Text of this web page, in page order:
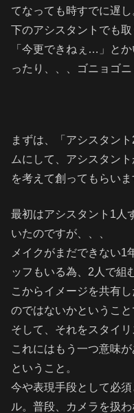
てなっても時すでに遅し
下のアシスタントでも
「今更できねぇ…」と
ったり、、、ゴニョゴニ
まずは、「アシスタン
ムにして、アシスタン
を考えて創ってもらいま
最初はアシスタント1人
いたのですが、、、
メイクがまだできない1
ッフもいる為、2人で組
こからイメージを共有
のではないかということ
そして、それをスタイ
これにはもう一つ意味
ということ。
今や表現手段として必
ル。普段、カメラを扱